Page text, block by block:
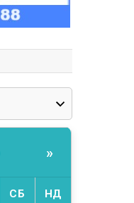
»
СБ НД